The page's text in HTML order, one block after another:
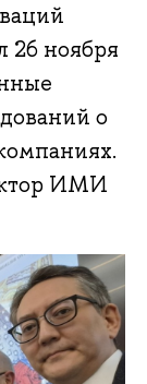
26 ноября
о
ИМИ